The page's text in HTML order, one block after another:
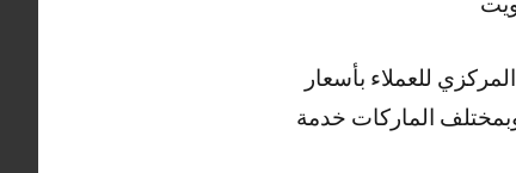
للعملاء بأسعار
الماركات خدمة